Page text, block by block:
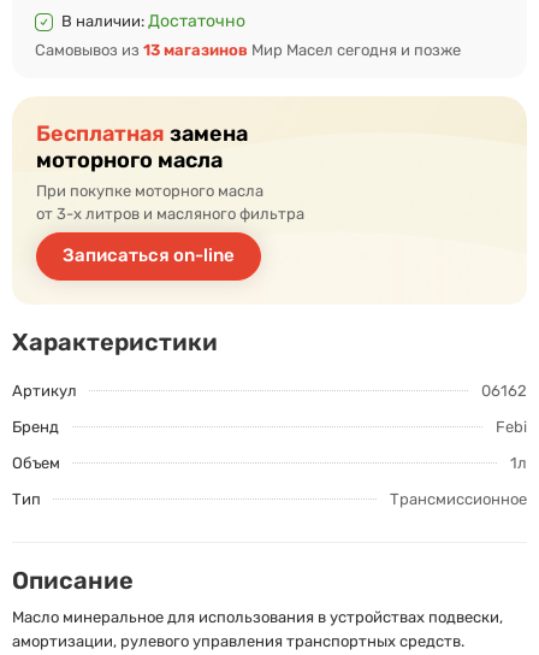
Характеристики
Артикул
06162
Бренд
Febi
Объем
1л
Тип
Трансмиссионное
Описание
Масло минеральное для использования в устройствах подвески,
амортизации, рулевого управления транспортных средств.
В наличии: Достаточно
Самовывоз из 13 магазинов Мир Масел сегодня и позже
Бесплатная замена
моторного масла
При покупке моторного масла
от 3-х литров и масляного фильтра
Записаться on-line